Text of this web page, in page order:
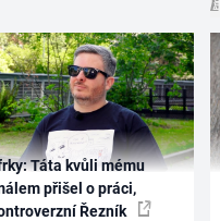
Táta kvůli mému
přišel o práci,
Řezník